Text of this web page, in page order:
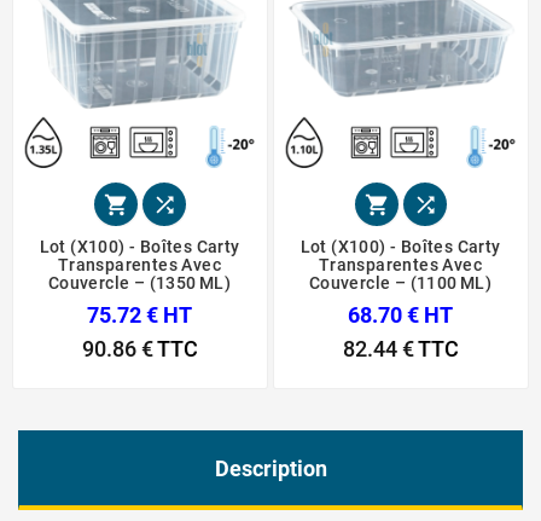
 
Lot (x100) - Boîtes Carty
Transparentes Avec
Couvercle – (1350 ML)
75.72 € HT
90.86 €TTC
 
Lot (x100) - Boîtes Carty
Transparentes Avec
Couvercle – (1100 ML)
68.70 € HT
82.44 €TTC
Description